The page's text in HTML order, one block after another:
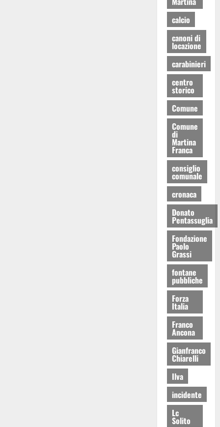
calcio
canoni di
locazione
carabinieri
centro
storico
Comune
Comune
di
Martina
Franca
consiglio
comunale
cronaca
Donato
Pentassuglia
Fondazione
Paolo
Grassi
fontane
pubbliche
Forza
Italia
Franco
Ancona
Gianfranco
Chiarelli
Ilva
incidente
Lc
Solito